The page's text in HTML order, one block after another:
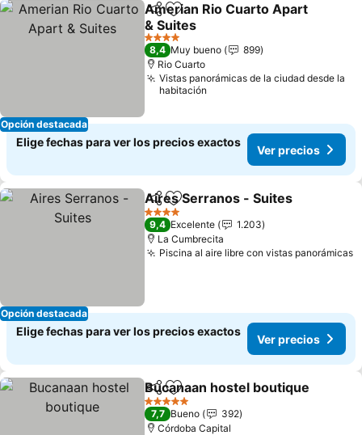
Opción destacada
CompartirAgregar a favoritos
Amerian Rio Cuarto Apart
& Suites
4 Estrellas
8,4 Muy bueno
899
Rio Cuarto
Vistas panorámicas de la ciudad desde la
habitación
Elige fechas para ver los precios exactos
Ver precios
Opción destacada
CompartirAgregar a favoritos
Aires Serranos - Suites
4 Estrellas
9,4 Excelente
1.203
La Cumbrecita
Piscina al aire libre con vistas panorámicas
Elige fechas para ver los precios exactos
Ver precios
CompartirAgregar a favoritos
Bucanaan hostel boutique
5 Estrellas
7,7 Bueno
392
Córdoba Capital